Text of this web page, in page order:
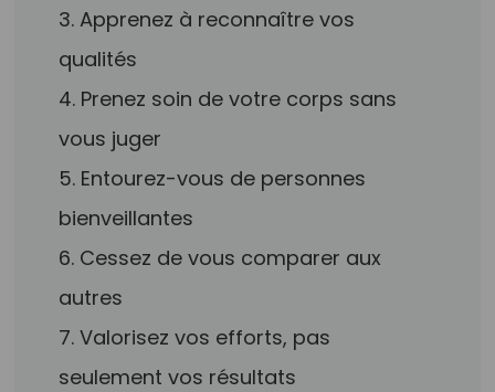
3. Apprenez à reconnaître vos
qualités
4. Prenez soin de votre corps sans
vous juger
5. Entourez-vous de personnes
bienveillantes
6. Cessez de vous comparer aux
autres
7. Valorisez vos efforts, pas
seulement vos résultats